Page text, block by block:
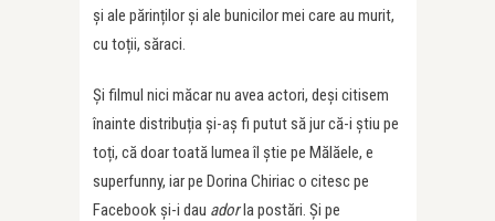
și ale părinților și ale bunicilor mei care au murit,
cu toții, săraci.
Și filmul nici măcar nu avea actori, deși citisem
înainte distribuția și-aș fi putut să jur că-i știu pe
toți, că doar toată lumea îl știe pe Mălăele, e
superfunny, iar pe Dorina Chiriac o citesc pe
Facebook și-i dau adorla postări. Și pe